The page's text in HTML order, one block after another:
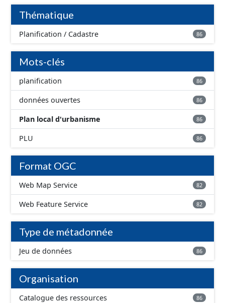
géographiques. Malgré l'attention portée à la création
de ces données, il est rappelé que seuls les documents
papier font foi et sont opposables d'un point de vue
Thématique
Planification / Cadastre 86
Mots-clés
planification 86
données ouvertes 86
Plan local d'urbanisme 86
PLU 86
Format OGC
Web Map Service 82
Web Feature Service 82
Type de métadonnée
Jeu de données 86
Organisation
Catalogue des ressources 86